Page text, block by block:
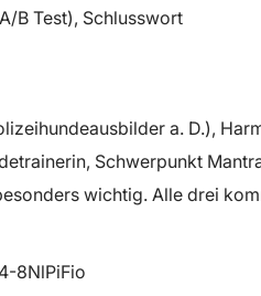
B Test), Schlusswort
a. D.),
Schwerpunkt
wichtig. Alle drei
8NlPiFio